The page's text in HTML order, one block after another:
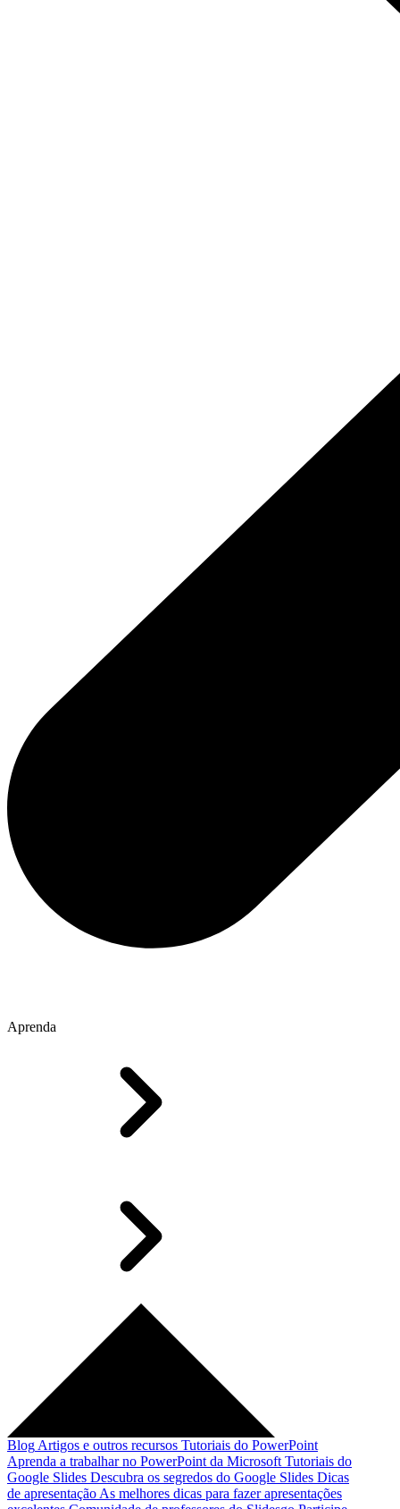
Aprenda
Blog Artigos e outros recursos Tutoriais do PowerPoint
Aprenda a trabalhar no PowerPoint da Microsoft Tutoriais do
Google Slides Descubra os segredos do Google Slides Dicas
de apresentação As melhores dicas para fazer apresentações